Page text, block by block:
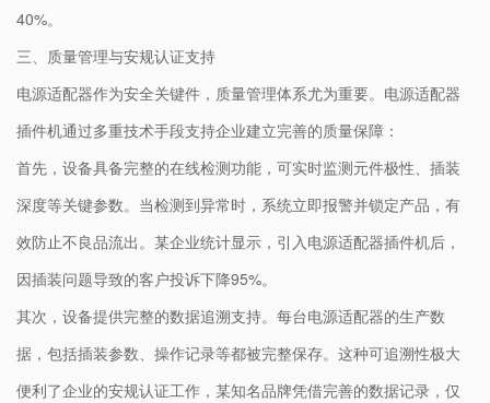
40%。
三、质量管理与安规认证支持
电源适配器作为安全关键件，质量管理体系尤为重要。电源适配器
插件机通过多重技术手段支持企业建立完善的质量保障：
首先，设备具备完整的在线检测功能，可实时监测元件极性、插装
深度等关键参数。当检测到异常时，系统立即报警并锁定产品，有
效防止不良品流出。某企业统计显示，引入电源适配器插件机后，
因插装问题导致的客户投诉下降95%。
其次，设备提供完整的数据追溯支持。每台电源适配器的生产数
据，包括插装参数、操作记录等都被完整保存。这种可追溯性极大
便利了企业的安规认证工作，某知名品牌凭借完善的数据记录，仅